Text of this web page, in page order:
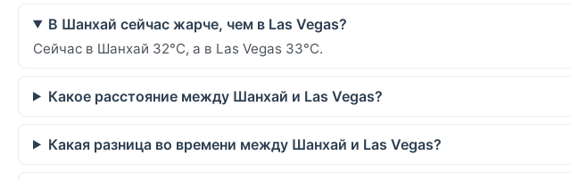
В Шанхай сейчас жарче, чем в Las Vegas?
Сейчас в Шанхай 32°C, а в Las Vegas 33°C.
Какое расстояние между Шанхай и Las Vegas?
Какая разница во времени между Шанхай и Las Vegas?